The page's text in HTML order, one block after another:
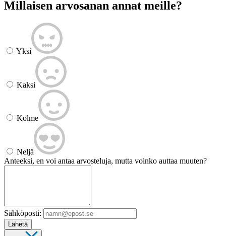
Millaisen arvosanan annat meille?
Yksi
Kaksi
Kolme
Neljä
Anteeksi, en voi antaa arvosteluja, mutta voinko auttaa muuten?
Sähköposti:
Lähetä